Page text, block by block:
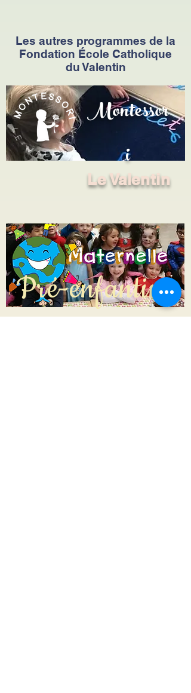
Les autres programmes de la
Fondation École Catholique
du Valentin
Montessor
i
Le Valentin
Pré-enfantine